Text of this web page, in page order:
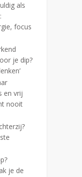
als
focus
je dip?
en vrij
nooit
je de